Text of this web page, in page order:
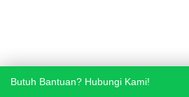
Butuh Bantuan? Hubungi Kami!